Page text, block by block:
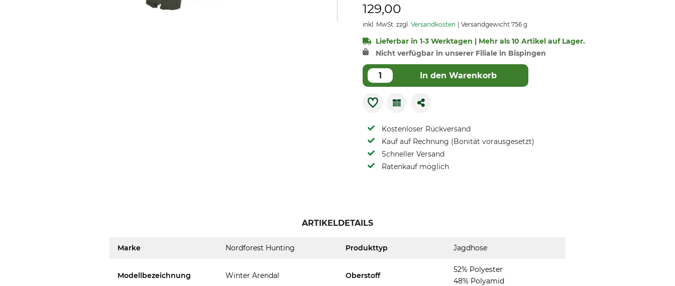
129,00
inkl. MwSt. zzgl. Versandkosten Versandgewicht 756 g
Lieferbar in 1-3 Werktagen | Mehr als 10 Artikel auf Lager.
Nicht verfügbar in unserer Filiale in Bispingen
In den Warenkorb
Kostenloser Rückversand
Kauf auf Rechnung (Bonität vorausgesetzt)
Schneller Versand
Ratenkauf möglich
ARTIKELDETAILS
Marke Nordforest Hunting Produkttyp Jagdhose
Modellbezeichnung Winter Arendal Oberstoff
52% Polyester
48% Polyamid